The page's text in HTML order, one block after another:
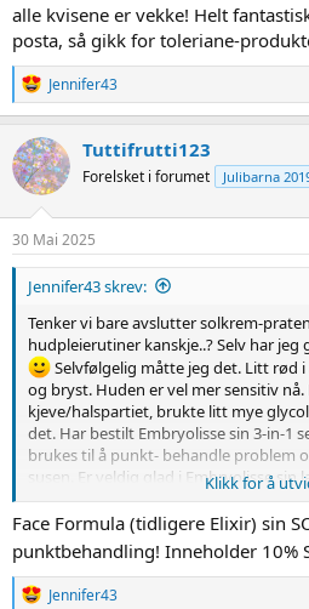
alle kvisene er vekke! Helt
posta, så gikk for toleriane-
R
e
a
c
t
i
o
n
s
:
Jennifer43
Tuttifrutti123
Forelsket i forumet Julibarna
30 Mai 2025
Jennifer43 skrev:
Tenker vi bare avslutter solkrem-
hudpleierutiner kanskje..? Selv har
Selvfølgelig måtte jeg det. Litt rød
og bryst. Huden er vel mer sensitiv
kjeve/halspartiet, brukte litt mye
det. Har bestilt Embryolisse sin 3-in-1
brukes til å punkt- behandle problem
susen. Er veldig glad i Embryolisse sin
multiprodukt uten parfyme. Mye bra
Posay. Lenke til 3-in-1 secret paste:
Embryolisse 3-in-1
Den ultimate multi-tasking
Klikk for å
Face Formula (tidligere Elixir) sin
punktbehandling! Inneholder 10%
RJennifer43